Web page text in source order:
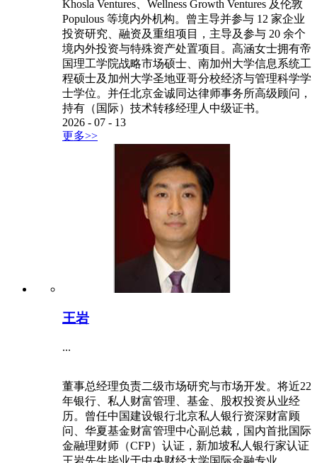
Khosla Ventures、Wellness Growth Ventures 及伦敦
Populous 等境内外机构。曾主导并参与 12 家企业
投资研究、融资及重组项目，主导及参与 20 余个
境内外投资与特殊资产处置项目。高涵女士拥有帝
国理工学院战略市场硕士、南加州大学信息系统工
程硕士及加州大学圣地亚哥分校经济与管理科学学
士学位。并任北京金诚同达律师事务所高级顾问，
持有（国际）技术转移经理人中级证书。
2026 - 07 - 13
更多>>
王岩
...
董事总经理负责二级市场研究与市场开发。将近22
年银行、私人财富管理、基金、股权投资从业经
历。曾任中国建设银行北京私人银行资深财富顾
问、华夏基金财富管理中心副总裁，国内首批国际
金融理财师（CFP）认证，新加坡私人银行家认证
王岩先生毕业于中央财经大学国际金融专业